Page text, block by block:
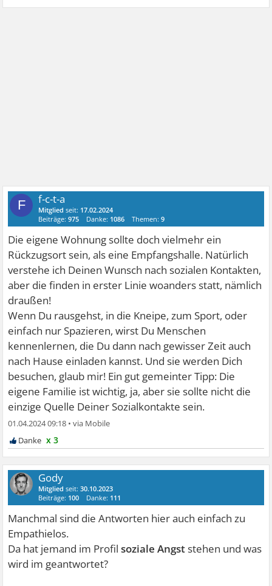
F f-c-t-a
Mitglied seit: 17.02.2024
Beiträge:975 Danke: 1086 Themen:9
Die eigene Wohnung sollte doch vielmehr ein
Rückzugsort sein, als eine Empfangshalle. Natürlich
verstehe ich Deinen Wunsch nach sozialen Kontakten,
aber die finden in erster Linie woanders statt, nämlich
draußen!
Wenn Du rausgehst, in die Kneipe, zum Sport, oder
einfach nur Spazieren, wirst Du Menschen
kennenlernen, die Du dann nach gewisser Zeit auch
nach Hause einladen kannst. Und sie werden Dich
besuchen, glaub mir! Ein gut gemeinter Tipp: Die
eigene Familie ist wichtig, ja, aber sie sollte nicht die
einzige Quelle Deiner Sozialkontakte sein.
01.04.2024 09:18 •
x 3
Gody
Mitglied seit:30.10.2023
Beiträge: 100 Danke: 111
Manchmal sind die Antworten hier auch einfach zu
Empathielos.
Da hat jemand im Profilsoziale Angststehen und was
wird im geantwortet?